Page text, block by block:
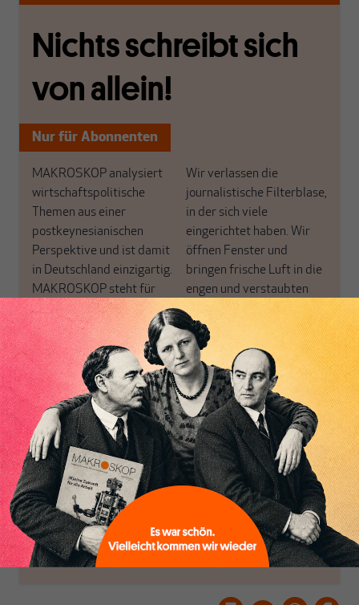
Nichts schreibt sich
von allein!
Nur für Abonnenten
MAKROSKOP analysiert
wirtschaftspolitische
Themen aus einer
postkeynesianischen
Perspektive und ist damit
in Deutschland einzigartig.
MAKROSKOP steht für
das große Ganze. Wir
haben einen Blick auf
Geld, Wirtschaft und
Politik, den Sie so
woanders nicht finden.
Dabei leben wir von
unseren Autoren, ihren
Recherchen, ihrem Wissen
und ihrem Enthusiasmus.
Gemeinsam scheren wir
aus den schmaler
werdenden Leitplanken
des Denkens aus.
Wir verlassen die
journalistische Filterblase,
in der sich viele
eingerichtet haben. Wir
öffnen Fenster und
bringen frische Luft in die
engen und verstaubten
Debattenräume.
Brauchen Sie auch frische
Luft? Dann folgen Sie
einfach dem Button.
ABONNIEREN SIE
MAKROSKOP
Schon Abonnent? Dann
einloggen!